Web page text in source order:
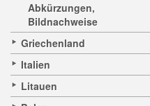
Abkürzungen,
Bildnachweise
Griechenland
Italien
Litauen